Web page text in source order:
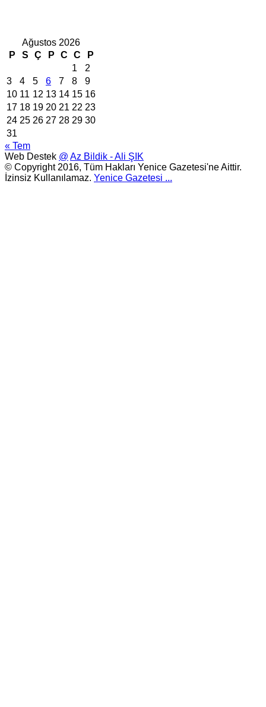
Ağustos 2026
P
S Ç P C C
P
1
2
3
4 5 6 7 8
9
10 11 12 13 14 15 16
17 18 19 20 21 22 23
24 25 26 27 28 29 30
31
« Tem
Web Destek @ Az Bildik - Ali ŞIK
© Copyright 2016, Tüm Hakları Yenice Gazetesi'ne Aittir.
İzinsiz Kullanılamaz. Yenice Gazetesi ...